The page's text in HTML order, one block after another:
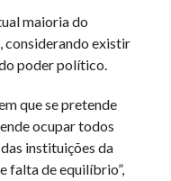
maioria do
existir
poder político.
que se pretende
ocupar todos
instituições da
falta de equilíbrio”,